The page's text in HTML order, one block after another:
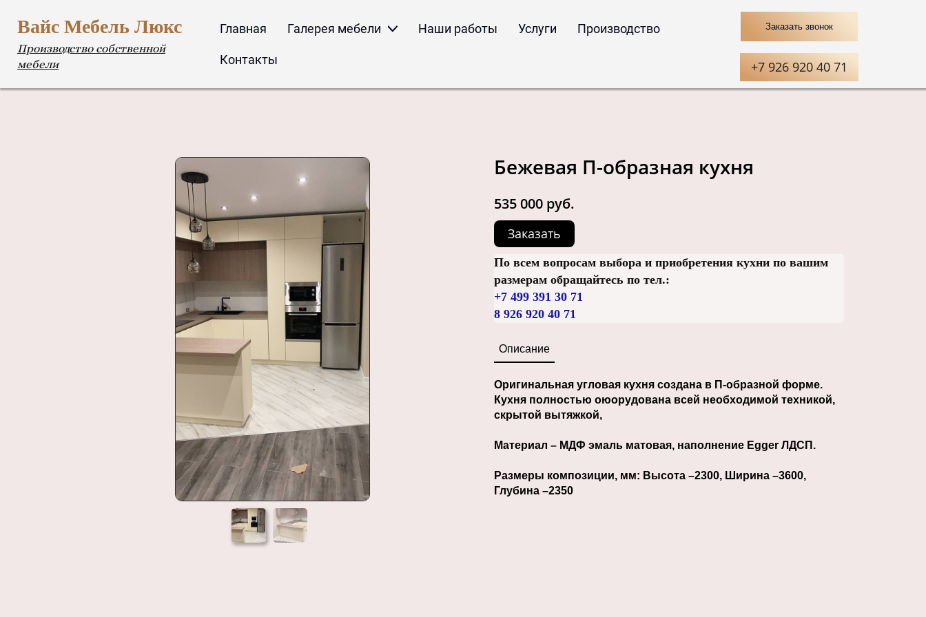
Вайс Мебель Люкс
Производство собственной
мебели
Главная Галерея мебели Наши работы Услуги Производство
Контакты
Заказать звонок
+7 926 920 40 71
Бежевая П-образная кухня
535 000 руб.
Заказать
По всем вопросам выбора и приобретения кухни по вашим
размерам обращайтесь по тел.:
+7 499 391 30 71
8 926 920 40 71
Описание
Оригинальная угловая кухня создана в П-образной форме.
Кухня полностью оюорудована всей необходимой техникой,
скрытой вытяжкой,
Материал – МДФ эмаль матовая, наполнение Egger ЛДСП.
Размеры композиции, мм: Высота –2300, Ширина –3600,
Глубина –2350